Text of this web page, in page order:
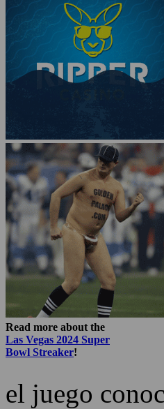
Read more about the
Las Vegas 2024 Super
Bowl Streaker!
el juego